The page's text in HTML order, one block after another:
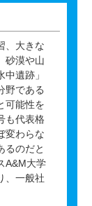
、大きな
砂漠や山
遺跡」
野である
可能性を
も代表格
変わらな
るのだと
A&M大学
、一般社